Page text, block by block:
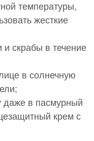
температуры,
жесткие
и скрабы в течение
в солнечную
даже в пасмурный
крем с